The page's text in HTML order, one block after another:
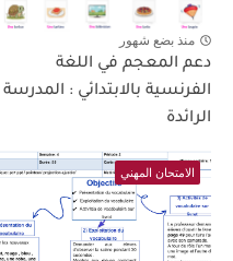
منذ بضع شهور
دعم المعجم في اللغة
الفرنسية بالابتدائي : المدرسة
الرائدة
الامتحان المهني